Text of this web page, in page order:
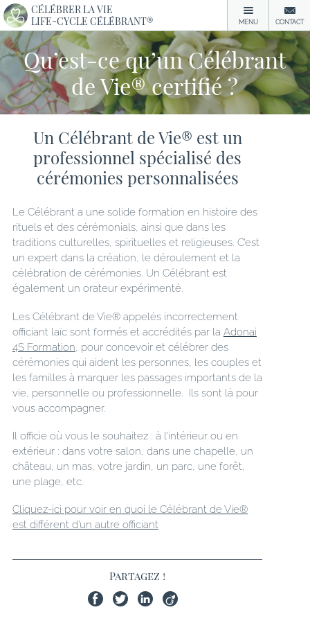
CÉLÉBRER LA VIE
LIFE-CYCLE CÉLÉBRANT®
CONTACT
MENU
Qu’est-ce qu’un Célébrant
de Vie® certifié ?
Un Célébrant de Vie® est un
professionnel spécialisé des
cérémonies personnalisées
Le Célébrant a une solide formation en histoire des
rituels et des cérémonials, ainsi que dans les
traditions culturelles, spirituelles et religieuses. C’est
un expert dans la création, le déroulement et la
célébration de cérémonies. Un Célébrant est
également un orateur expérimenté.
Les Célébrant de Vie® appelés incorrectement
officiant laïc sont formés et accrédités par la Adonai
4S Formation , pour concevoir et célébrer des
cérémonies qui aident les personnes, les couples et
les familles à marquer les passages importants de la
vie, personnelle ou professionnelle. Ils sont là pour
vous accompagner.
Il officie où vous le souhaitez : à l’intérieur ou en
extérieur : dans votre salon, dans une chapelle, un
château, un mas, votre jardin, un parc, une forêt,
une plage, etc.
Cliquez-ici pour voir en quoi le Célébrant de Vie®
est différent d’un autre officiant
Partagez !